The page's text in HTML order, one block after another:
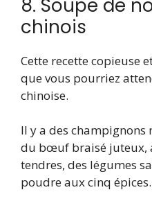
8. Soupe de
chinois
Cette recette copieuse
que vous pourriez
chinoise.
Il y a des
du bœuf braisé juteux,
tendres, des légumes
poudre aux cinq épices.